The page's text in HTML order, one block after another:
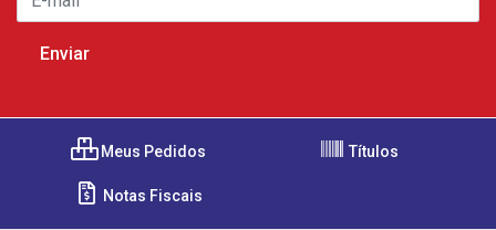
Meus Pedidos Títulos
Notas Fiscais